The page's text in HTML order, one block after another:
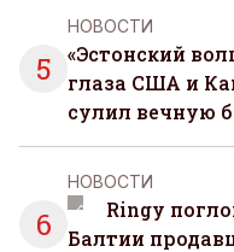
5
НОВОСТИ
«Эстонский
глаза США и
сулил вечную
6
НОВОСТИ
Ringy
Балтии